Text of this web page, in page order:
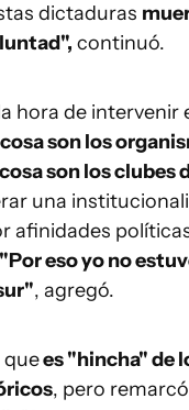
dictaduras
continuó.
hora de intervenir
son los
son los clubes
una
afinidades
"Por eso yo no
, agregó.
quees "hincha" de
, pero